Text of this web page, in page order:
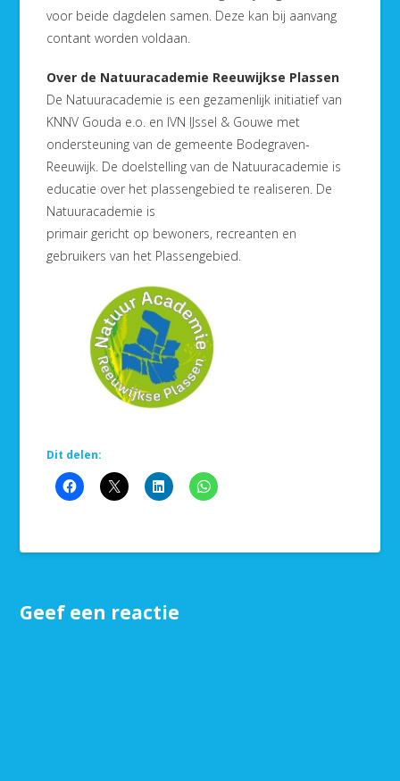
voor beide dagdelen samen. Deze kan bij aanvang
contant worden voldaan.
Over de Natuuracademie Reeuwijkse Plassen
De Natuuracademie is een gezamenlijk initiatief van
KNNV Gouda e.o. en IVN IJssel & Gouwe met
ondersteuning van de gemeente Bodegraven-
Reeuwijk. De doelstelling van de Natuuracademie is
educatie over het plassengebied te realiseren. De
Natuuracademie is
primair gericht op bewoners, recreanten en
gebruikers van het Plassengebied.
Dit delen:
Geef een reactie